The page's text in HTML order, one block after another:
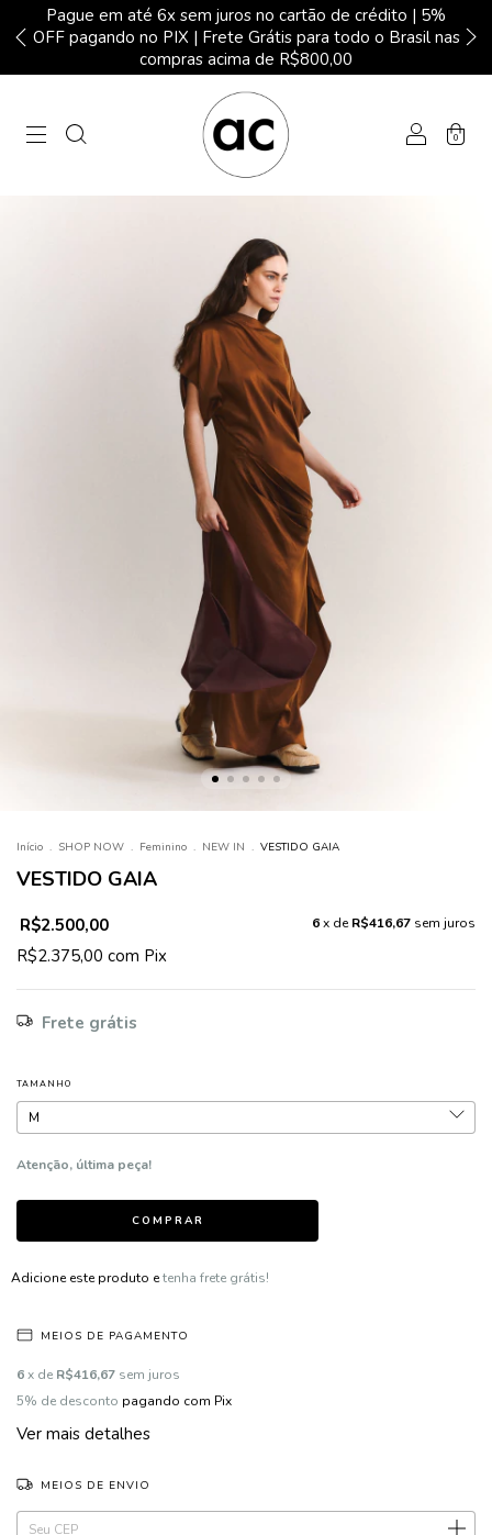
Pague em até 6x sem juros no cartão de crédito | 5%
OFF pagando no PIX | Frete Grátis para todo o Brasil nas
compras acima de R$800,00
0
Início . SHOP NOW . Feminino . NEW IN . VESTIDO GAIA
VESTIDO GAIA
R$2.500,00 6x deR$416,67 sem juros
R$2.375,00 com Pix
Frete grátis
TAMANHO
Atenção, última peça!
Adicione este produto etenha frete grátis!
MEIOS DE PAGAMENTO
6x de R$416,67 sem juros
5% de desconto pagando com Pix
Ver mais detalhes
MEIOS DE ENVIO
Entregas para o CEP: ALTERAR CEP